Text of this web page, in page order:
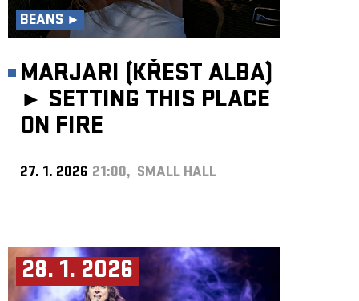
BEANS ►
MARJARI (KŘEST ALBA)
► SETTING THIS PLACE
ON FIRE
27. 1. 2026 21:00, SMALL HALL
28. 1. 2026